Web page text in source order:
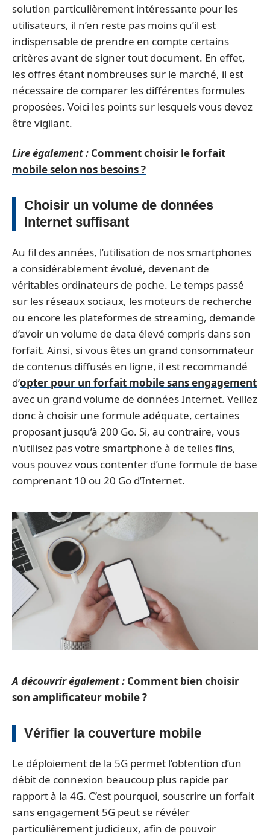
solution particulièrement intéressante pour les
utilisateurs, il n’en reste pas moins qu’il est
indispensable de prendre en compte certains
critères avant de signer tout document. En effet,
les offres étant nombreuses sur le marché, il est
nécessaire de comparer les différentes formules
proposées. Voici les points sur lesquels vous devez
être vigilant.
Lire également : Comment choisir le forfait
mobile selon nos besoins ?
Choisir un volume de données
Internet suffisant
Au fil des années, l’utilisation de nos smartphones
a considérablement évolué, devenant de
véritables ordinateurs de poche. Le temps passé
sur les réseaux sociaux, les moteurs de recherche
ou encore les plateformes de streaming, demande
d’avoir un volume de data élevé compris dans son
forfait. Ainsi, si vous êtes un grand consommateur
de contenus diffusés en ligne, il est recommandé
d’opter pour un forfait mobile sans engagement
avec un grand volume de données Internet. Veillez
donc à choisir une formule adéquate, certaines
proposant jusqu’à 200 Go. Si, au contraire, vous
n’utilisez pas votre smartphone à de telles fins,
vous pouvez vous contenter d’une formule de base
comprenant 10 ou 20 Go d’Internet.
A découvrir également : Comment bien choisir
son amplificateur mobile ?
Vérifier la couverture mobile
Le déploiement de la 5G permet l’obtention d’un
débit de connexion beaucoup plus rapide par
rapport à la 4G. C’est pourquoi, souscrire un forfait
sans engagement 5G peut se révéler
particulièrement judicieux, afin de pouvoir